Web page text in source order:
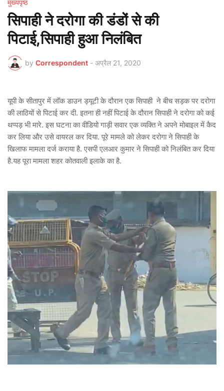
मुख्यपृष्ठ
सिपाही ने दरोगा की डंडों से की
पिटाई,सिपाही हुआ निलंबित
by Correspondent - अप्रैल 21, 2020
यूपी के सीतापुर में लॉक डाउन ड्यूटी के दौरान एक सिपाही ने बीच सड़क पर दरोगा
की लाठियों से पिटाई कर दी. इतना ही नहीं पिटाई के दौरान सिपाही ने दरोगा को कई
थप्पड़ भी मारे. इस घटना का वीडियो गाड़ी सवार एक व्यक्ति ने अपने मोबाइल में कैद
कर लिया और उसे वायरल कर दिया. पूरे मामले को लेकर दरोगा ने सिपाही के
खिलाफ मामला दर्ज कराया है. एसपी एलआर कुमार ने सिपाही को निलंबित कर दिया
है.यह पूरा मामला शहर कोतवाली इलाके का है.